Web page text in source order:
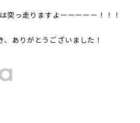
突っ走りますよーーーーー！！！
ありがとうございました！